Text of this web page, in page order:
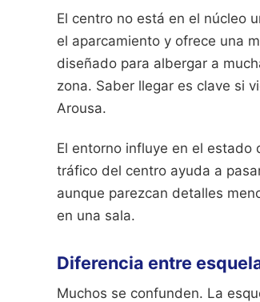
El centro no está en el núcleo
el aparcamiento y ofrece una
diseñado para albergar a
zona. Saber llegar es clave si
Arousa.
El entorno influye en el
tráfico del centro ayuda a
aunque parezcan detalles
en una sala.
Diferencia entre
Muchos se confunden. La